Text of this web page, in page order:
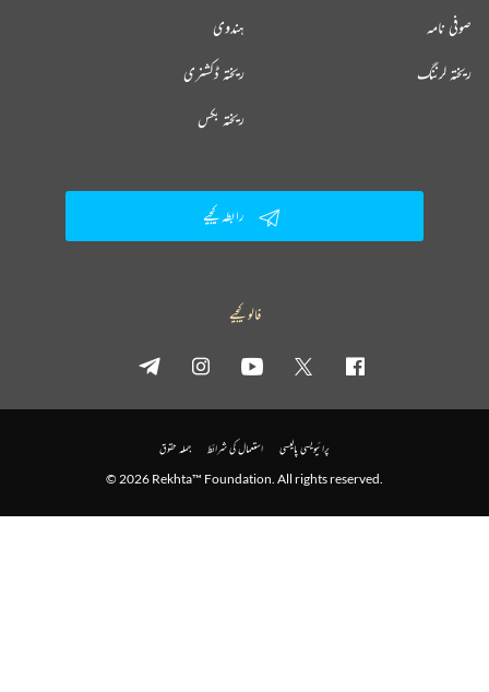
ہندوی صوفی نامہ
ریختہ ڈکشنری ریختہ لرننگ
ریختہ بکس
رابطہ کیجیے
فالو کیجیے
پرائیویسی پالیسی استعمال کی شرائط جملہ حقوق
© 2026 Rekhta™ Foundation. All rights reserved.